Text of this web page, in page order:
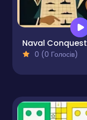
Naval Conquest
0 (0 Голосів)